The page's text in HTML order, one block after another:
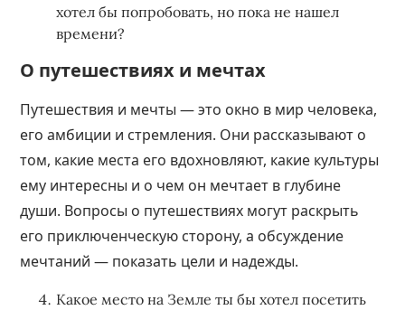
хотел бы попробовать, но пока не нашел
времени?
О путешествиях и мечтах
Путешествия и мечты — это окно в мир человека,
его амбиции и стремления. Они рассказывают о
том, какие места его вдохновляют, какие культуры
ему интересны и о чем он мечтает в глубине
души. Вопросы о путешествиях могут раскрыть
его приключенческую сторону, а обсуждение
мечтаний — показать цели и надежды.
Какое место на Земле ты бы хотел посетить